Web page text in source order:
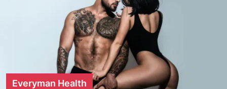
Everyman Health